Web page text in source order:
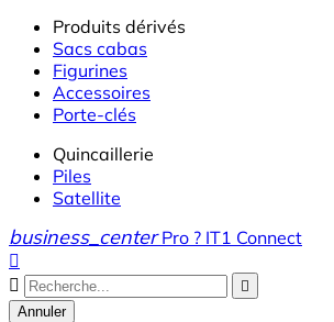
Produits dérivés
Sacs cabas
Figurines
Accessoires
Porte-clés
Quincaillerie
Piles
Satellite
business_center Pro ? IT1 Connect



Annuler